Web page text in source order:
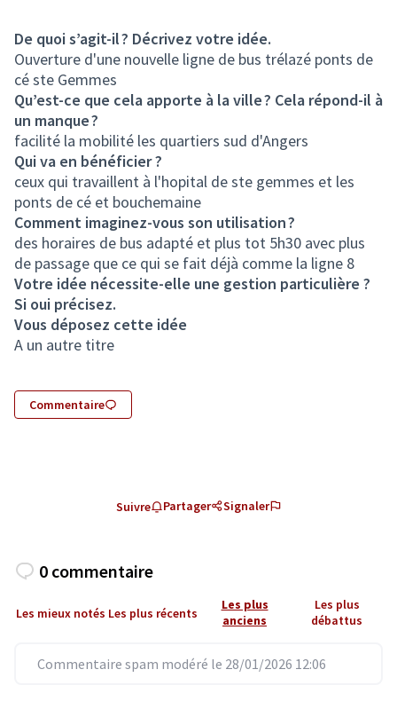
De quoi s’agit-il ? Décrivez votre idée.
Ouverture d'une nouvelle ligne de bus trélazé ponts de
cé ste Gemmes
Qu’est-ce que cela apporte à la ville ? Cela répond-il à
un manque ?
facilité la mobilité les quartiers sud d'Angers
Qui va en bénéficier ?
ceux qui travaillent à l'hopital de ste gemmes et les
ponts de cé et bouchemaine
Comment imaginez-vous son utilisation ?
des horaires de bus adapté et plus tot 5h30 avec plus
de passage que ce qui se fait déjà comme la ligne 8
Votre idée nécessite-elle une gestion particulière ?
Si oui précisez.
Vous déposez cette idée
A un autre titre
Commentaire
Suivre Partager Signaler
0 commentaire
Les mieux notés Les plus récents
Les plus
anciens
Les plus
débattus
Commentaire spam modéré le 28/01/2026 12:06